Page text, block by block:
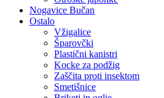
Nogavice Bučan
Ostalo
Vžigalice
Šparovčki
Plastični kanistri
Kocke za podžig
Zaščita proti insektom
Smetišnice